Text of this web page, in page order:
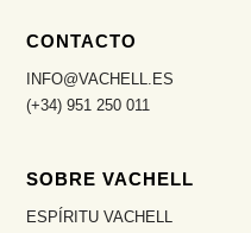
CONTACTO
INFO@VACHELL.ES
(+34) 951 250 011
SOBRE VACHELL
ESPÍRITU VACHELL